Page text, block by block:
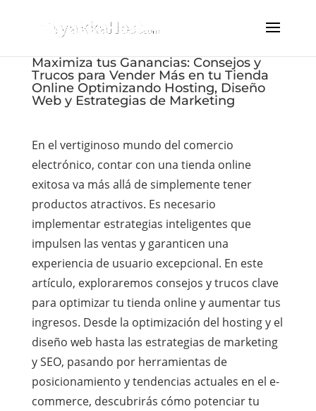
Maximiza tus Ganancias: Consejos y
Trucos para Vender Más en tu Tienda
Online Optimizando Hosting, Diseño
Web y Estrategias de Marketing
En el vertiginoso mundo del comercio
electrónico, contar con una tienda online
exitosa va más allá de simplemente tener
productos atractivos. Es necesario
implementar estrategias inteligentes que
impulsen las ventas y garanticen una
experiencia de usuario excepcional. En este
artículo, exploraremos consejos y trucos clave
para optimizar tu tienda online y aumentar tus
ingresos. Desde la optimización del hosting y el
diseño web hasta las estrategias de marketing
y SEO, pasando por herramientas de
posicionamiento y tendencias actuales en el e-
commerce, descubrirás cómo potenciar tu